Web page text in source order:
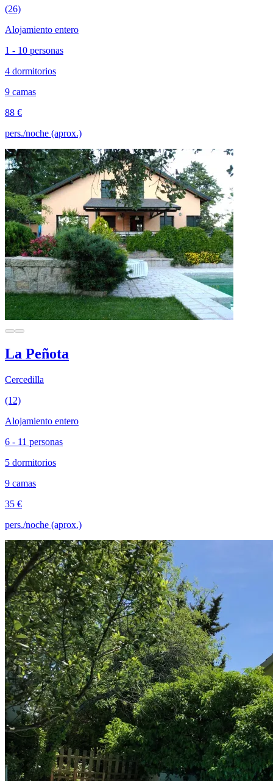
(26)
Alojamiento entero
1 - 10 personas
4 dormitorios
9 camas
88 €
pers./noche (aprox.)
La Peñota
Cercedilla
(12)
Alojamiento entero
6 - 11 personas
5 dormitorios
9 camas
35 €
pers./noche (aprox.)